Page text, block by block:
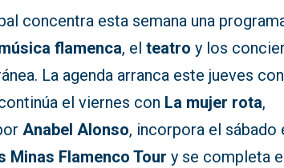
concentra esta semana una
flamenca, elteatro y los
La agenda arranca este jueves con
el viernes con La mujer rota,
Anabel Alonso, incorpora el sábado
Minas Flamenco Tour y se completa